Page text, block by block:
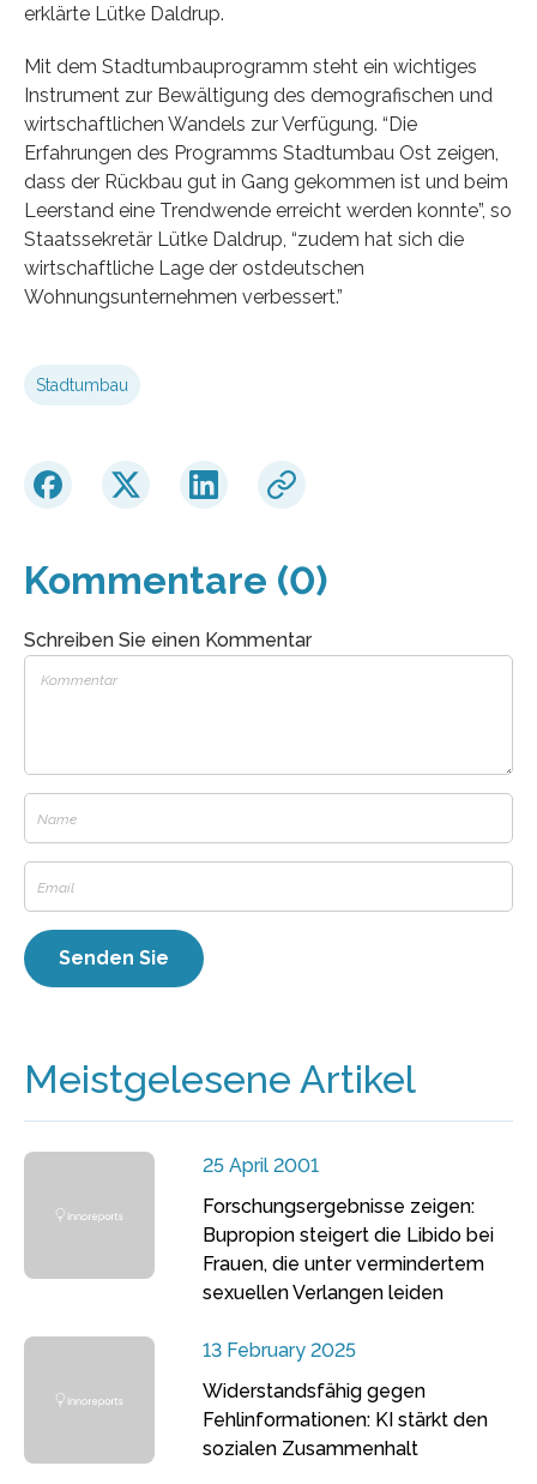
erklärte Lütke Daldrup.
Mit dem Stadtumbauprogramm steht ein wichtiges
Instrument zur Bewältigung des demografischen und
wirtschaftlichen Wandels zur Verfügung. “Die
Erfahrungen des Programms Stadtumbau Ost zeigen,
dass der Rückbau gut in Gang gekommen ist und beim
Leerstand eine Trendwende erreicht werden konnte”, so
Staatssekretär Lütke Daldrup, “zudem hat sich die
wirtschaftliche Lage der ostdeutschen
Wohnungsunternehmen verbessert.”
Stadtumbau
Kommentare (0)
Schreiben Sie einen Kommentar
Meistgelesene Artikel
25 April 2001
Forschungsergebnisse zeigen:
Bupropion steigert die Libido bei
Frauen, die unter vermindertem
sexuellen Verlangen leiden
13 February 2025
Widerstandsfähig gegen
Fehlinformationen: KI stärkt den
sozialen Zusammenhalt